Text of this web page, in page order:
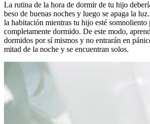
La rutina de la hora de dormir de tu hijo
beso de buenas noches y luego se apaga la
la habitación mientras tu hijo esté somnoliento
completamente dormido. De este modo,
dormidos por sí mismos y no entrarán en
mitad de la noche y se encuentran solos.